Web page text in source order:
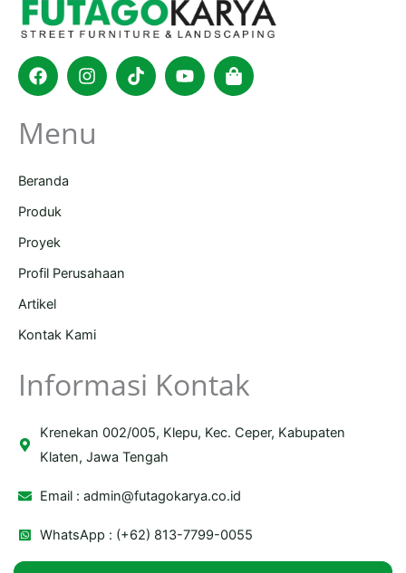
FacebookInstagram
TiktokYoutubeShopping-
bag
Menu
Beranda
Produk
Proyek
Profil Perusahaan
Artikel
Kontak Kami
Informasi Kontak
Krenekan 002/005, Klepu, Kec. Ceper, Kabupaten
Klaten, Jawa Tengah
Email :admin@futagokarya.co.id
WhatsApp : (+62) 813-7799-0055